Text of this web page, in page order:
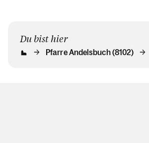
Du bist hier
Pfarre Andelsbuch (8102)